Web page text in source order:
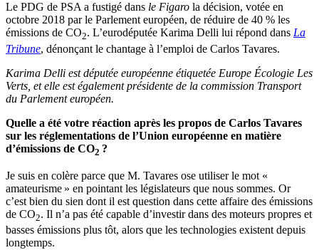
Le PDG de PSA a fustigé dans le Figaro la décision, votée en
octobre 2018 par le Parlement européen, de réduire de 40 % les
émissions de CO2. L’eurodéputée Karima Delli lui répond dans La
Tribune, dénonçant le chantage à l’emploi de Carlos Tavares.
Karima Delli est députée européenne étiquetée Europe Écologie Les
Verts, et elle est également présidente de la commission Transport
du Parlement européen.
Quelle a été votre réaction après les propos de Carlos Tavares
sur les réglementations de l’Union européenne en matière
d’émissions de CO2 ?
Je suis en colère parce que M. Tavares ose utiliser le mot «
amateurisme » en pointant les législateurs que nous sommes. Or
c’est bien du sien dont il est question dans cette affaire des émissions
de CO2. Il n’a pas été capable d’investir dans des moteurs propres et
basses émissions plus tôt, alors que les technologies existent depuis
longtemps.